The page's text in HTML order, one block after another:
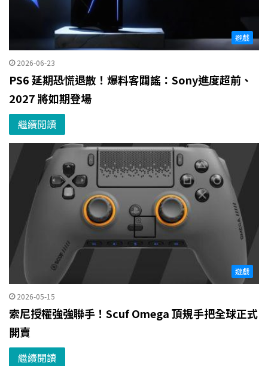
遊戲
2026-06-23
PS6 延期恐慌退散！爆料客闢謠：Sony進度超前、
2027 將如期登場
繼續閱讀
遊戲
2026-05-15
索尼授權強強聯手！Scuf Omega 頂規手把全球正式
開賣
繼續閱讀